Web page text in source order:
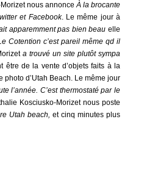
nous annonceÀ la brocante
et Facebook. Le même jour à
apparemment pas bien beau elle
Cotention c’est pareil même qd il
a trouvé un site plutôt sympa
être de la vente d’objets faits à la
d’Utah Beach. Le même jour
l’année. C’est thermostaté par le
Kosciusko-Morizet nous poste
Utah beach, et cinq minutes plus